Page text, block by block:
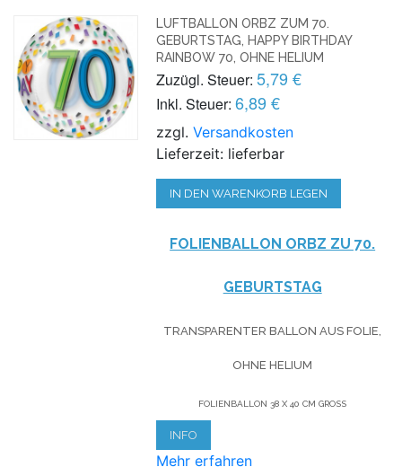
LUFTBALLON ORBZ ZUM 70.
GEBURTSTAG, HAPPY BIRTHDAY
RAINBOW 70, OHNE HELIUM
Zuzügl. Steuer: 5,79 €
Inkl. Steuer: 6,89 €
zzgl.Versandkosten
Lieferzeit: lieferbar
IN DEN WARENKORB LEGEN
FOLIENBALLON ORBZ ZU 70.
GEBURTSTAG
TRANSPARENTER BALLON AUS FOLIE,
OHNE HELIUM
FOLIENBALLON 38 X 40 CM GROSS
INFO
Mehr erfahren